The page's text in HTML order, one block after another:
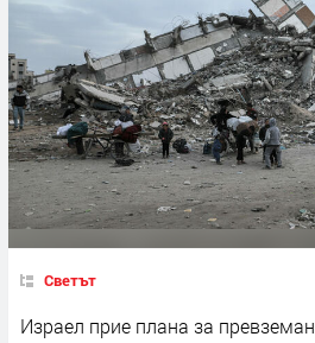
Светът
Израел прие плана за